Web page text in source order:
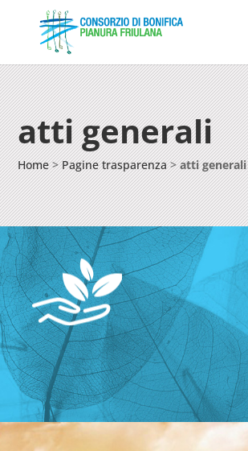
atti generali
Home>Pagine trasparenza>atti generali